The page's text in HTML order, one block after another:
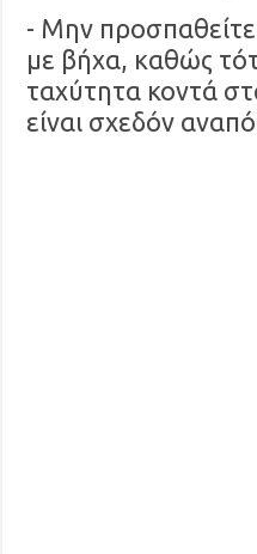
- Μην προσπαθείτε
με βήχα, καθώς
ταχύτητα κοντά
είναι σχεδόν